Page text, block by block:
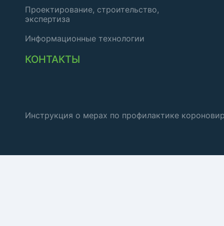
Проектирование, строительство,
экспертиза
Информационные технологии
КОНТАКТЫ
Инструкция о мерах по профилактике